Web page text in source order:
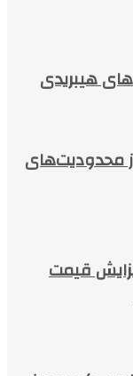
هیبریدی
محدودیت‌های
قیمت